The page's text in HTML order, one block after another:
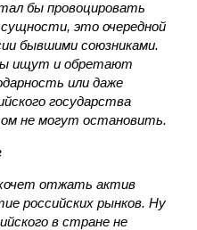
бы провоцировать
это очередной
бывшими союзниками.
ищут и обретают
или даже
государства
не могут остановить.
отжать актив
российских рынков. Ну
в стране не